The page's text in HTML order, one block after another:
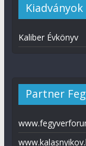
Kiadványok
Kaliber Évkönyv
Partner